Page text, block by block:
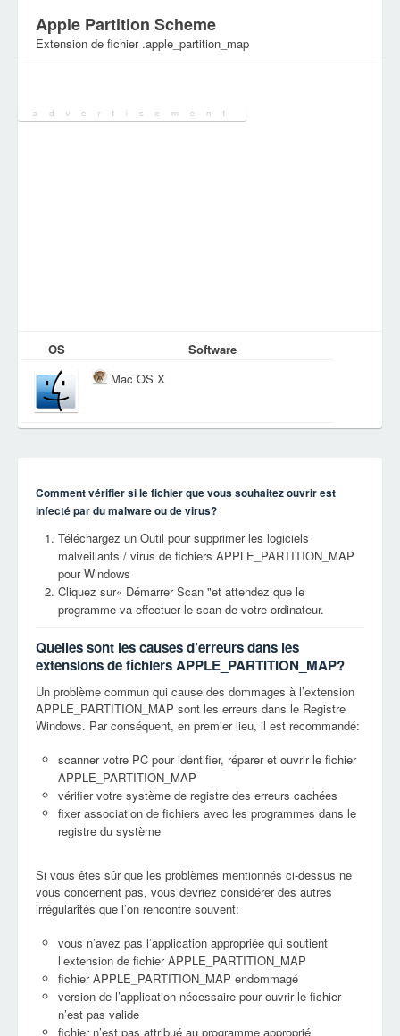
Apple Partition Scheme
Extension de fichier .apple_partition_map
OS
Software
Mac OS X
Comment vérifier si le fichier que vous souhaitez ouvrir est
infecté par du malware ou de virus?
Téléchargez un Outil pour supprimer les logiciels
malveillants / virus de fichiers APPLE_PARTITION_MAP
pour Windows
Cliquez sur« Démarrer Scan "et attendez que le
programme va effectuer le scan de votre ordinateur.
Quelles sont les causes d’erreurs dans les
extensions de fichiers APPLE_PARTITION_MAP?
Un problème commun qui cause des dommages à l’extension
APPLE_PARTITION_MAP sont les erreurs dans le Registre
Windows. Par conséquent, en premier lieu, il est recommandé:
scanner votre PC pour identifier, réparer et ouvrir le fichier
APPLE_PARTITION_MAP
vérifier votre système de registre des erreurs cachées
fixer association de fichiers avec les programmes dans le
registre du système
Si vous êtes sûr que les problèmes mentionnés ci-dessus ne
vous concernent pas, vous devriez considérer des autres
irrégularités que l’on rencontre souvent:
vous n’avez pas l’application appropriée qui soutient
l’extension de fichier APPLE_PARTITION_MAP
fichier APPLE_PARTITION_MAP endommagé
version de l’application nécessaire pour ouvrir le fichier
n’est pas valide
fichier n’est pas attribué au programme approprié